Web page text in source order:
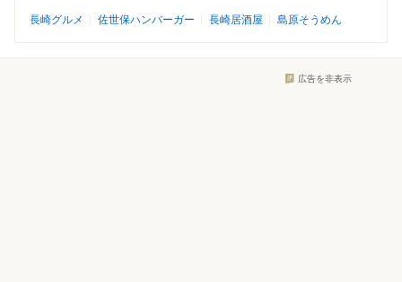
長崎グルメ 佐世保ハンバーガー 長崎居酒屋 島原そうめん
広告を非表示